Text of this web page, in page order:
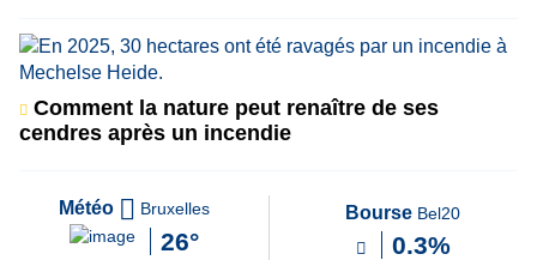
Comment la nature peut renaître de ses
cendres après un incendie
Météo Bruxelles
26°
Bourse Bel20
0.3%